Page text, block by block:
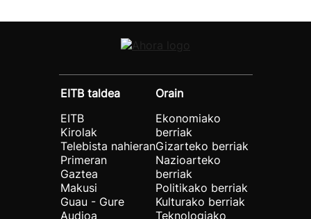
EITB taldea
EITB
Kirolak
Telebista nahieran
Primeran
Gaztea
Makusi
Guau - Gure
Audioa
Orain
Ekonomiako
berriak
Gizarteko berriak
Nazioarteko
berriak
Politikako berriak
Kulturako berriak
Teknologiako